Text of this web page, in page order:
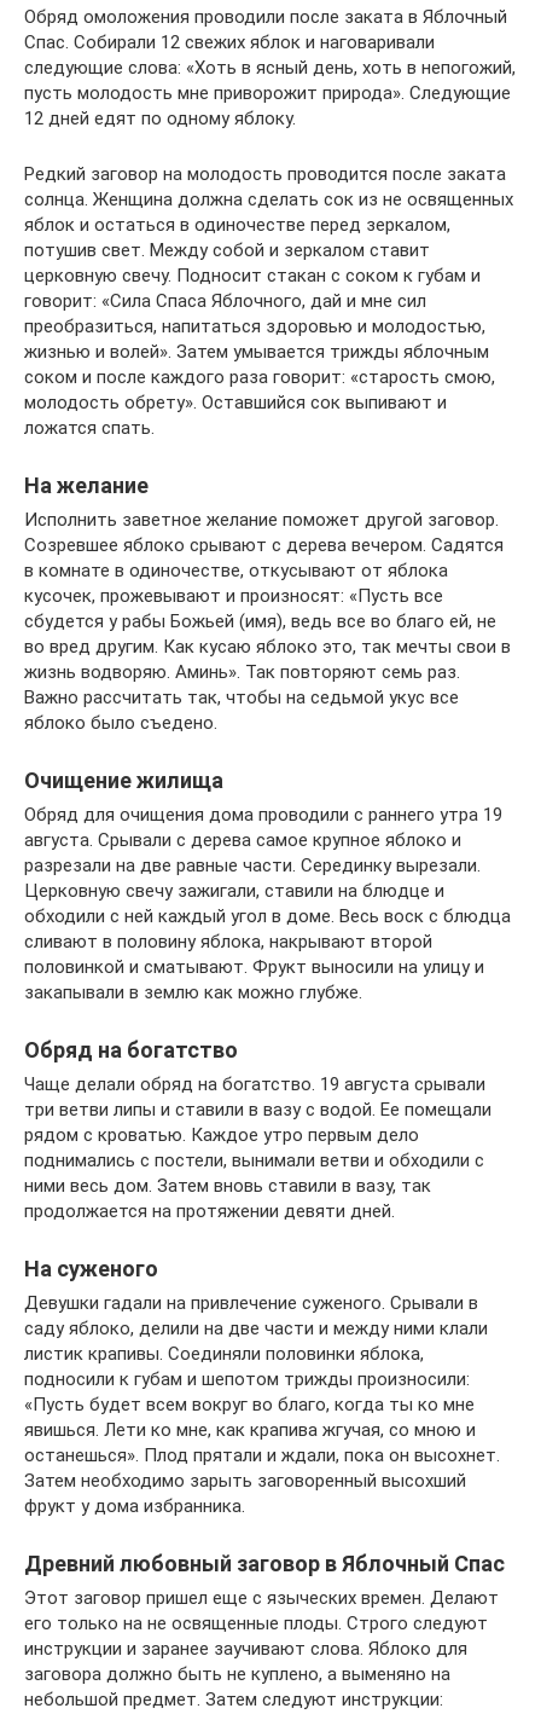
Обряд омоложения проводили после заката в Яблочный
Спас. Собирали 12 свежих яблок и наговаривали
следующие слова: «Хоть в ясный день, хоть в непогожий,
пусть молодость мне приворожит природа». Следующие
12 дней едят по одному яблоку.
Редкий заговор на молодость проводится после заката
солнца. Женщина должна сделать сок из не освященных
яблок и остаться в одиночестве перед зеркалом,
потушив свет. Между собой и зеркалом ставит
церковную свечу. Подносит стакан с соком к губам и
говорит: «Сила Спаса Яблочного, дай и мне сил
преобразиться, напитаться здоровью и молодостью,
жизнью и волей». Затем умывается трижды яблочным
соком и после каждого раза говорит: «старость смою,
молодость обрету». Оставшийся сок выпивают и
ложатся спать.
На желание
Исполнить заветное желание поможет другой заговор.
Созревшее яблоко срывают с дерева вечером. Садятся
в комнате в одиночестве, откусывают от яблока
кусочек, прожевывают и произносят: «Пусть все
сбудется у рабы Божьей (имя), ведь все во благо ей, не
во вред другим. Как кусаю яблоко это, так мечты свои в
жизнь водворяю. Аминь». Так повторяют семь раз.
Важно рассчитать так, чтобы на седьмой укус все
яблоко было съедено.
Очищение жилища
Обряд для очищения дома проводили с раннего утра 19
августа. Срывали с дерева самое крупное яблоко и
разрезали на две равные части. Серединку вырезали.
Церковную свечу зажигали, ставили на блюдце и
обходили с ней каждый угол в доме. Весь воск с блюдца
сливают в половину яблока, накрывают второй
половинкой и сматывают. Фрукт выносили на улицу и
закапывали в землю как можно глубже.
Обряд на богатство
Чаще делали обряд на богатство. 19 августа срывали
три ветви липы и ставили в вазу с водой. Ее помещали
рядом с кроватью. Каждое утро первым дело
поднимались с постели, вынимали ветви и обходили с
ними весь дом. Затем вновь ставили в вазу, так
продолжается на протяжении девяти дней.
На суженого
Девушки гадали на привлечение суженого. Срывали в
саду яблоко, делили на две части и между ними клали
листик крапивы. Соединяли половинки яблока,
подносили к губам и шепотом трижды произносили:
«Пусть будет всем вокруг во благо, когда ты ко мне
явишься. Лети ко мне, как крапива жгучая, со мною и
останешься». Плод прятали и ждали, пока он высохнет.
Затем необходимо зарыть заговоренный высохший
фрукт у дома избранника.
Древний любовный заговор в Яблочный Спас
Этот заговор пришел еще с языческих времен. Делают
его только на не освященные плоды. Строго следуют
инструкции и заранее заучивают слова. Яблоко для
заговора должно быть не куплено, а выменяно на
небольшой предмет. Затем следуют инструкции: